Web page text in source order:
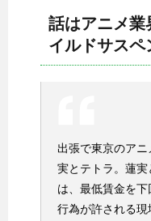
話はアニメ業
イルドサスペ
出張で東京のア
実とテトラ。蓮
は、最低賃金を
行為が許される